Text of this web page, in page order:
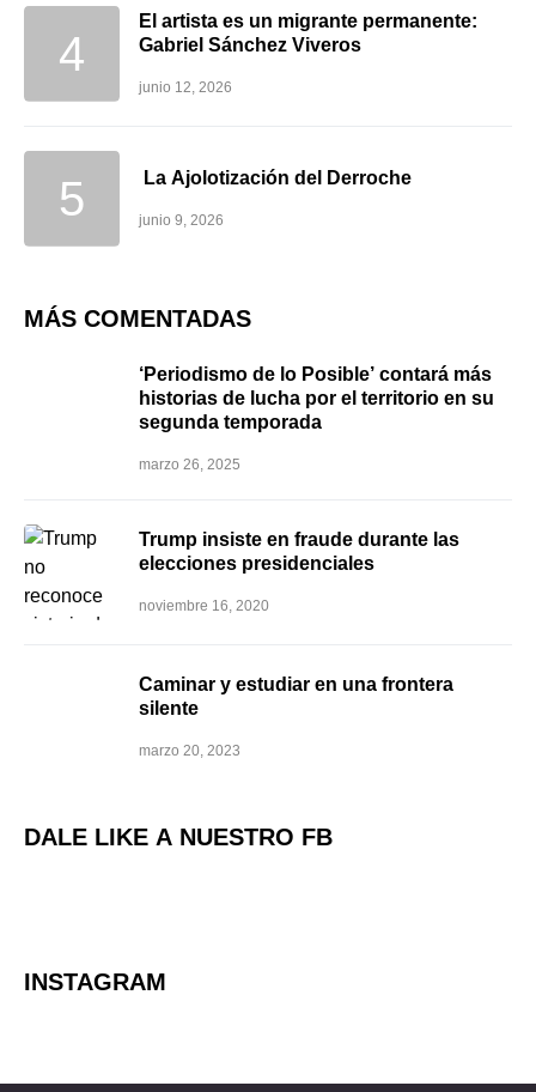
El artista es un migrante permanente:
Gabriel Sánchez Viveros
junio 12, 2026
La Ajolotización del Derroche
junio 9, 2026
MÁS COMENTADAS
‘Periodismo de lo Posible’ contará más
historias de lucha por el territorio en su
segunda temporada
marzo 26, 2025
Trump insiste en fraude durante las
elecciones presidenciales
noviembre 16, 2020
Caminar y estudiar en una frontera
silente
marzo 20, 2023
DALE LIKE A NUESTRO FB
INSTAGRAM